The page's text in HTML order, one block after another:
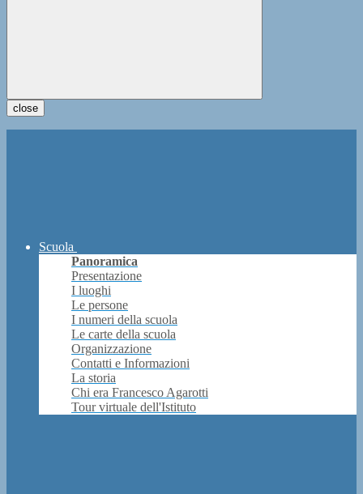
close
Scuola
Panoramica
Presentazione
I luoghi
Le persone
I numeri della scuola
Le carte della scuola
Organizzazione
Contatti e Informazioni
La storia
Chi era Francesco Agarotti
Tour virtuale dell'Istituto